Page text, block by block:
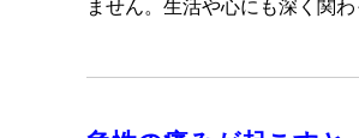
ません。生活や心にも深く関わ